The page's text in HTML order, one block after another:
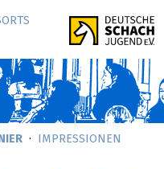
IMPRESSIONEN